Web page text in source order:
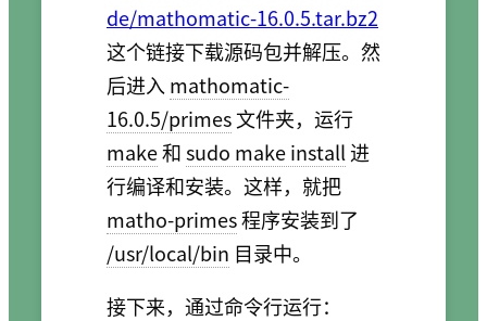
de/mathomatic-16.0.5.tar.bz2
这个链接下载源码包并解压。然
后进入 mathomatic-
16.0.5/primes文件夹，运行
make和sudo make install进
行编译和安装。这样，就把
matho-primes程序安装到了
/usr/local/bin 目录中。
接下来，通过命令行运行：